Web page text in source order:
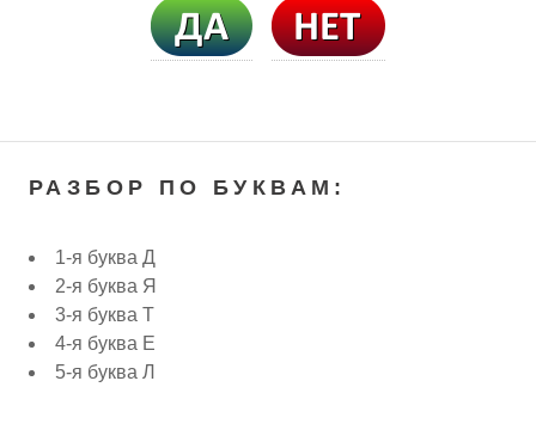
РАЗБОР ПО БУКВАМ:
1-я буква Д
2-я буква Я
3-я буква Т
4-я буква Е
5-я буква Л